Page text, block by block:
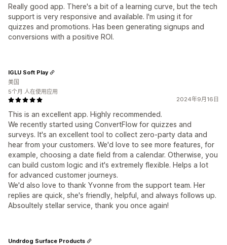
Really good app. There's a bit of a learning curve, but the tech
support is very responsive and available. I'm using it for
quizzes and promotions. Has been generating signups and
conversions with a positive ROI.
2024年9月16日
This is an excellent app. Highly recommended.
We recently started using ConvertFlow for quizzes and
surveys. It's an excellent tool to collect zero-party data and
hear from your customers. We'd love to see more features, for
example, choosing a date field from a calendar. Otherwise, you
can build custom logic and it's extremely flexible. Helps a lot
for advanced customer journeys.
We'd also love to thank Yvonne from the support team. Her
replies are quick, she's friendly, helpful, and always follows up.
Absoultely stellar service, thank you once again!
IGLU Soft Play
美国
5个月 人在使用应用
Undrdog Surface Products